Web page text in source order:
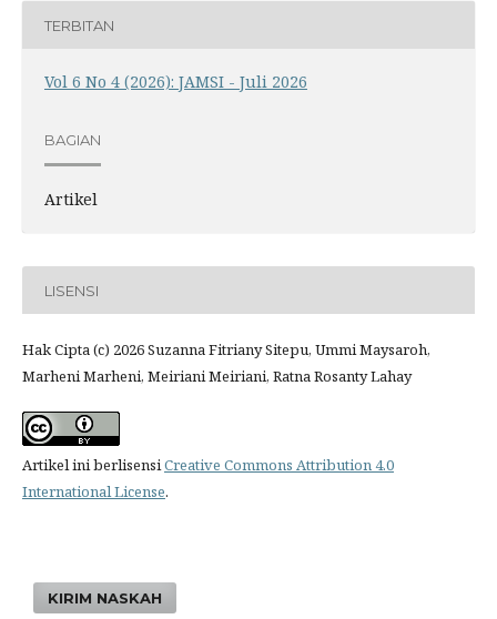
TERBITAN
Vol 6 No 4 (2026): JAMSI - Juli 2026
BAGIAN
Artikel
LISENSI
Hak Cipta (c) 2026 Suzanna Fitriany Sitepu, Ummi Maysaroh,
Marheni Marheni, Meiriani Meiriani, Ratna Rosanty Lahay
Artikel ini berlisensiCreative Commons Attribution 4.0
International License.
KIRIM NASKAH